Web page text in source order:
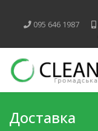
095 646 1987
Доставка